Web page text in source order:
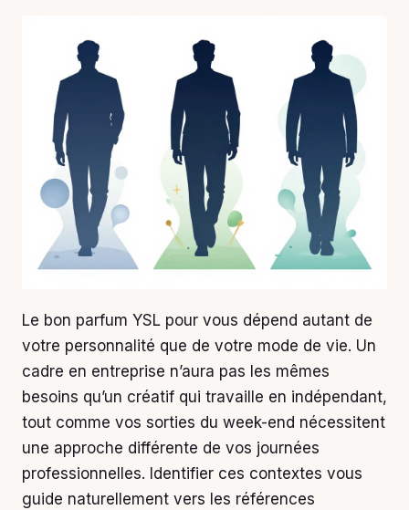
Le bon parfum YSL pour vous dépend autant de
votre personnalité que de votre mode de vie. Un
cadre en entreprise n’aura pas les mêmes
besoins qu’un créatif qui travaille en indépendant,
tout comme vos sorties du week-end nécessitent
une approche différente de vos journées
professionnelles. Identifier ces contextes vous
guide naturellement vers les références